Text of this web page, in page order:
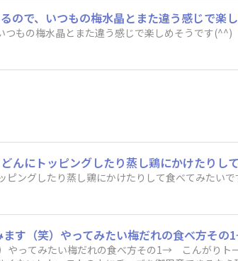
つもの梅水晶とまた違う感じで楽しめそうです(^^)
ピングしたり蒸し鶏にかけたりして食べてみたい
やってみたい梅だれの食べ方その1→ こんがりトー